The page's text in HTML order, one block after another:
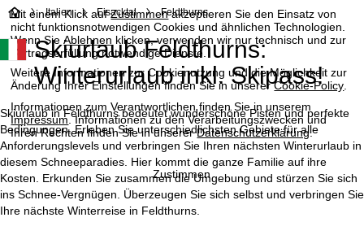
Mit einem Klick aufZustimmenakzeptieren Sie den Einsatz von
nicht funktionsnotwendigen Cookies und ähnlichen Technologien.
Wenn SieAblehnen klicken, verwenden wir nur technisch und zur
Vertragserfüllung notwendige Dienste.
Weitere Informationen zur Cookienutzung und die Möglichkeit zur
Änderung Ihrer Einstellungen finden Sie in unsererCookie-Policy.
Informationen zum Verantwortlichen finden Sie in unserem
Impressum. Informationen zu den Verarbeitungszwecken und
Ihren Rechten finden Sie in unsererDatenschutzerklärung.
Zustimmen
S
t
a
r
t
s
e
Italien Eisacktal Feldthurns
Skiurlaub Feldthurns:
Winterurlaub inkl. Skipass!
Skiurlaub in Feldthurns bedeutet wunderschöne Pisten und perfekte
Bedingungen. Erleben Sie unterschiedlichsten Gebiete für alle
Anforderungslevels und verbringen Sie Ihren nächsten Winterurlaub in
diesem Schneeparadies. Hier kommt die ganze Familie auf ihre
Kosten. Erkunden Sie zusammen die Umgebung und stürzen Sie sich
ins Schnee-Vergnügen. Überzeugen Sie sich selbst und verbringen Sie
Ihre nächste Winterreise in Feldthurns.